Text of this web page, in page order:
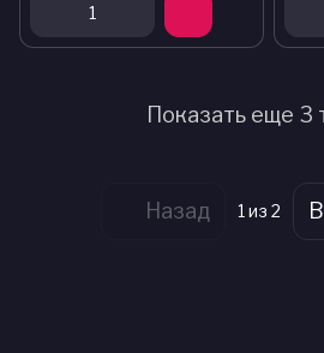
Показать еще 3
Назад 1 из 2